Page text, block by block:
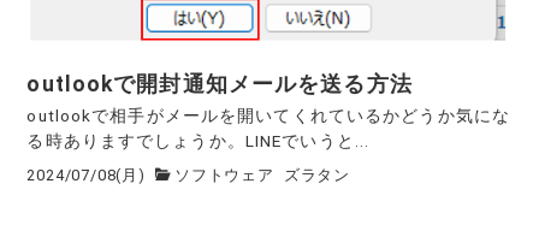
outlookで開封通知メールを送る方法
outlookで相手がメールを開いてくれているかどうか気にな
る時ありますでしょうか。LINEでいうと...
2024/07/08(月) ソフトウェア ズラタン